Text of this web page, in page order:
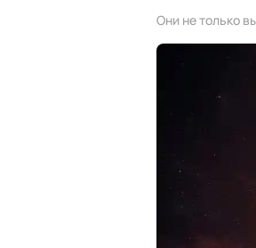
Они не только